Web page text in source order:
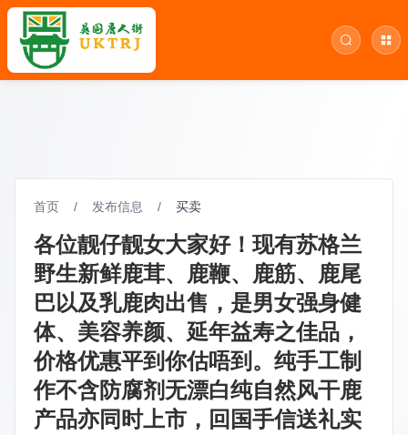
首页 / 发布信息 / 买卖
各位靓仔靓女大家好！现有苏格兰
野生新鲜鹿茸、鹿鞭、鹿筋、鹿尾
巴以及乳鹿肉出售，是男女强身健
体、美容养颜、延年益寿之佳品，
价格优惠平到你估唔到。纯手工制
作不含防腐剂无漂白纯自然风干鹿
产品亦同时上市，回国手信送礼实